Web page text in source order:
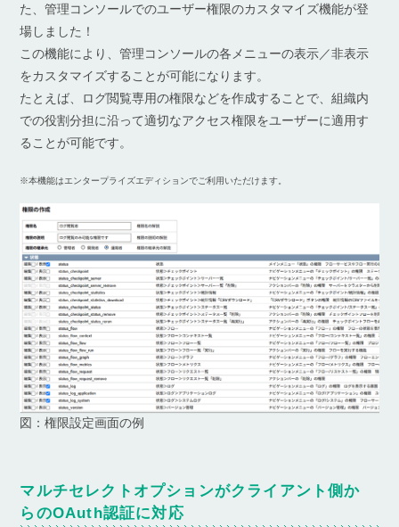
た、管理コンソールでのユーザー権限のカスタマイズ機能が登
場しました！
この機能により、管理コンソールの各メニューの表示／非表示
をカスタマイズすることが可能になります。
たとえば、ログ閲覧専用の権限などを作成することで、組織内
での役割分担に沿って適切なアクセス権限をユーザーに適用す
ることが可能です。
※本機能はエンタープライズエディションでご利用いただけます。
図：権限設定画面の例
マルチセレクトオプションがクライアント側か
らのOAuth認証に対応